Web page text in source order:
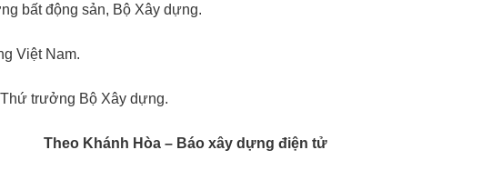
bất động sản, Bộ Xây dựng.
Việt Nam.
trưởng Bộ Xây dựng.
Theo Khánh Hòa – Báo xây dựng điện tử